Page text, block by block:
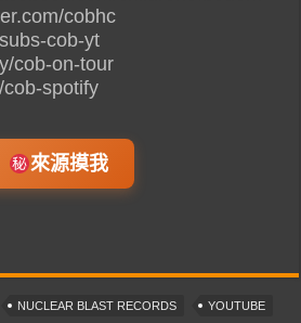
cobhc
cob-yt
cob-on-tour
spotify
來源摸我
NUCLEAR BLAST RECORDS YOUTUBE